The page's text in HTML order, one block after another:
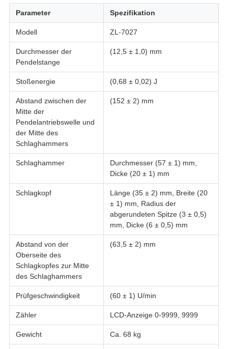
Parameter Spezifikation
Modell ZL-7027
Durchmesser der
Pendelstange
(12,5 ± 1,0) mm
Stoßenergie (0,68 ± 0,02) J
Abstand zwischen der
Mitte der
Pendelantriebswelle und
der Mitte des
Schlaghammers
(152 ± 2) mm
Schlaghammer
Durchmesser (57 ± 1) mm,
Dicke (20 ± 1) mm
Schlagkopf
Länge (35 ± 2) mm, Breite (20
± 1) mm, Radius der
abgerundeten Spitze (3 ± 0,5)
mm, Dicke (6 ± 0,5) mm
Abstand von der
Oberseite des
Schlagkopfes zur Mitte
des Schlaghammers
(63,5 ± 2) mm
Prüfgeschwindigkeit (60 ± 1) U/min
Zähler LCD-Anzeige 0-9999, 9999
Gewicht Ca. 68 kg